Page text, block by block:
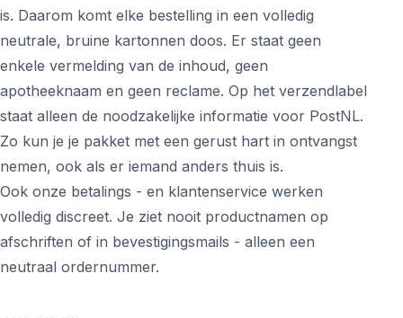
is. Daarom komt elke bestelling in een volledig
neutrale, bruine kartonnen doos. Er staat geen
enkele vermelding van de inhoud, geen
apotheeknaam en geen reclame. Op het verzendlabel
staat alleen de noodzakelijke informatie voor PostNL.
Zo kun je je pakket met een gerust hart in ontvangst
nemen, ook als er iemand anders thuis is.
Ook onze betalings - en klantenservice werken
volledig discreet. Je ziet nooit productnamen op
afschriften of in bevestigingsmails - alleen een
neutraal ordernummer.